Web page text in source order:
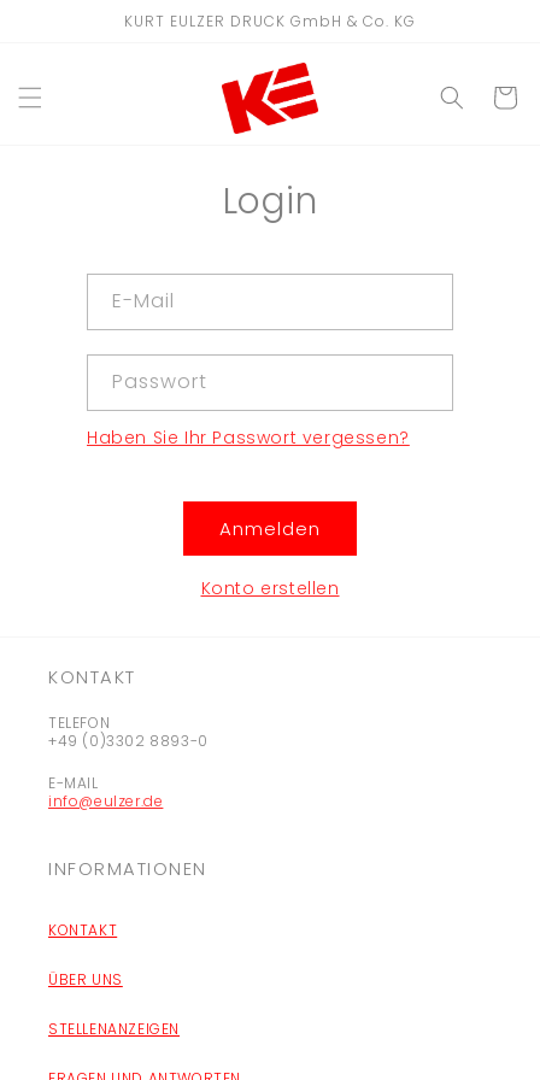
KURT EULZER DRUCK GmbH & Co. KG
Login
E-Mail
Passwort
Haben Sie Ihr Passwort vergessen?
Anmelden
Konto erstellen
KONTAKT
TELEFON
+49 (0)3302 8893-0
E-MAIL
info@eulzer.de
INFORMATIONEN
KONTAKT
ÜBER UNS
STELLENANZEIGEN